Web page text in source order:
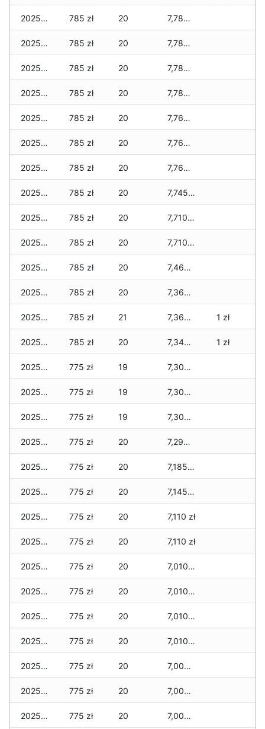
2025-12-30 785 zł 20 7,785 zł
2025-12-29 785 zł 20 7,785 zł
2025-12-28 785 zł 20 7,785 zł
2025-12-27 785 zł 20 7,785 zł
2025-12-26 785 zł 20 7,765 zł
2025-12-25 785 zł 20 7,765 zł
2025-12-24 785 zł 20 7,765 zł
2025-12-23 785 zł 20 7,745 zł
2025-12-22 785 zł 20 7,710 zł
2025-12-21 785 zł 20 7,710 zł
2025-12-20 785 zł 20 7,465 zł
2025-12-19 785 zł 20 7,365 zł
2025-12-18 785 zł 21 7,365 zł 1 zł
2025-12-17 785 zł 20 7,345 zł 1 zł
2025-12-16 775 zł 19 7,300 zł
2025-12-15 775 zł 19 7,300 zł
2025-12-14 775 zł 19 7,300 zł
2025-12-13 775 zł 20 7,295 zł
2025-12-12 775 zł 20 7,185 zł
2025-12-11 775 zł 20 7,145 zł
2025-12-10 775 zł 20 7,110 zł
2025-12-09 775 zł 20 7,110 zł
2025-12-08 775 zł 20 7,010 zł
2025-12-07 775 zł 20 7,010 zł
2025-12-06 775 zł 20 7,010 zł
2025-12-05 775 zł 20 7,010 zł
2025-12-04 775 zł 20 7,000 zł
2025-12-03 775 zł 20 7,000 zł
2025-12-02 775 zł 20 7,000 zł